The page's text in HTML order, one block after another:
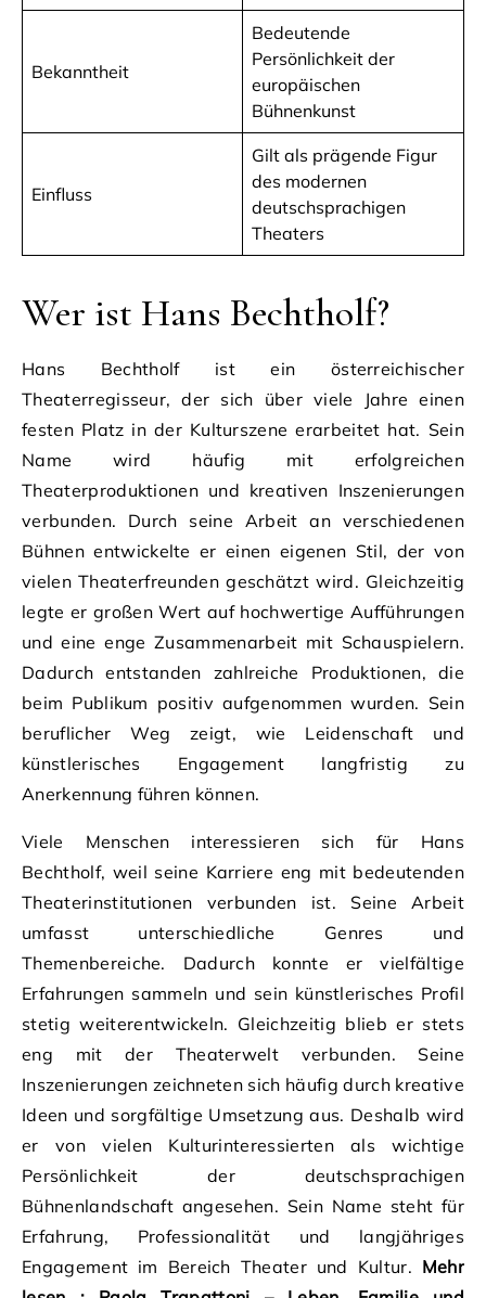
Bekanntheit
Bedeutende
Persönlichkeit der
europäischen
Bühnenkunst
Einfluss
Gilt als prägende Figur
des modernen
deutschsprachigen
Theaters
Wer ist Hans Bechtholf?
Hans Bechtholf ist ein österreichischer
Theaterregisseur, der sich über viele Jahre einen
festen Platz in der Kulturszene erarbeitet hat. Sein
Name wird häufig mit erfolgreichen
Theaterproduktionen und kreativen Inszenierungen
verbunden. Durch seine Arbeit an verschiedenen
Bühnen entwickelte er einen eigenen Stil, der von
vielen Theaterfreunden geschätzt wird. Gleichzeitig
legte er großen Wert auf hochwertige Aufführungen
und eine enge Zusammenarbeit mit Schauspielern.
Dadurch entstanden zahlreiche Produktionen, die
beim Publikum positiv aufgenommen wurden. Sein
beruflicher Weg zeigt, wie Leidenschaft und
künstlerisches Engagement langfristig zu
Anerkennung führen können.
Viele Menschen interessieren sich für Hans
Bechtholf, weil seine Karriere eng mit bedeutenden
Theaterinstitutionen verbunden ist. Seine Arbeit
umfasst unterschiedliche Genres und
Themenbereiche. Dadurch konnte er vielfältige
Erfahrungen sammeln und sein künstlerisches Profil
stetig weiterentwickeln. Gleichzeitig blieb er stets
eng mit der Theaterwelt verbunden. Seine
Inszenierungen zeichneten sich häufig durch kreative
Ideen und sorgfältige Umsetzung aus. Deshalb wird
er von vielen Kulturinteressierten als wichtige
Persönlichkeit der deutschsprachigen
Bühnenlandschaft angesehen. Sein Name steht für
Erfahrung, Professionalität und langjähriges
Engagement im Bereich Theater und Kultur. Mehr